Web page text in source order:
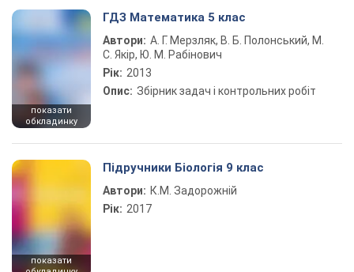
показати
обкладинку
ГДЗ Математика 5 клас
Автори: А. Г. Мерзляк, В. Б. Полонський, М.
С. Якір, Ю. М. Рабінович
Рік: 2013
Опис: Збірник задач і контрольних робіт
показати
Підручники Біологія 9 клас
Автори: К.М. Задорожній
Рік: 2017